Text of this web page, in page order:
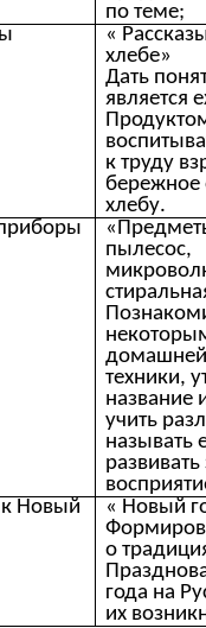
по теме;
«
хлебе»
Дать
является
к труду
бережное
хлебу.
пылесос,
техники,
название
учить
называть
Новый
« Новый
о
года на
их